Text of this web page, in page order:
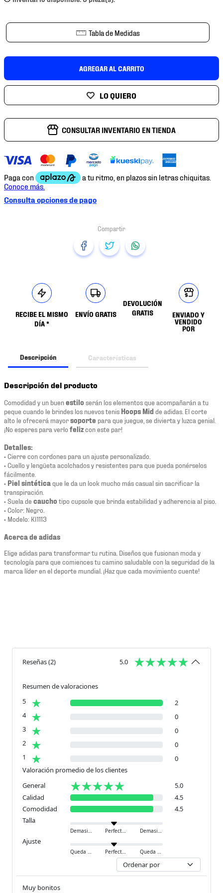
Tabla de Medidas
AGREGAR AL CARRITO
CONSULTAR INVENTARIO EN TIENDA
Consulta opciones de pago
RECIBE EL MISMO
DÍA *
ENVÍO GRATIS
DEVOLUCIÓN
GRATIS
ENVIADO Y
VENDIDO
POR
Descripción Características
Descripción del producto
Comodidad y un buenestilo serán los elementos que acompañarán a tu
peque cuando le brindes los nuevos tenis Hoops Mid de adidas. El corte
alto le ofrecerá mayorsoporte para que juegue, se divierta y luzca genial.
¡No esperes para verlo felizcon este par!
Detalles:
• Cierre con cordones para un ajuste personalizado.
• Cuello y lengüeta acolchados y resistentes para que pueda ponérselos
fácilmente.
• Piel sintética que le da un look mucho más casual sin sacrificar la
transpiración.
• Suela de caucho tipo cupsole que brinda estabilidad y adherencia al piso.
• Color: Negro.
• Modelo: KI1113
Acerca de adidas
Elige adidas para transformar tu rutina. Diseños que fusionan moda y
tecnología para que comiences tu camino saludable con la seguridad de la
marca líder en el deporte mundial. ¡Haz que cada movimiento cuente!
Reseñas(2) 5.0
Resumen de valoraciones
5
2
4
0
3
0
2
0
1
0
Valoración promedio de los clientes
General
5.0
Calidad
4.5
Comodidad
4.5
Talla
Demasiado pequeño Perfecto Demasiado grande
Ajuste
Queda ajustado Perfecto Queda holgado
Muy bonitos
7.
mochilas
8.
chivas
9.
tenis niño
10. tenis nike